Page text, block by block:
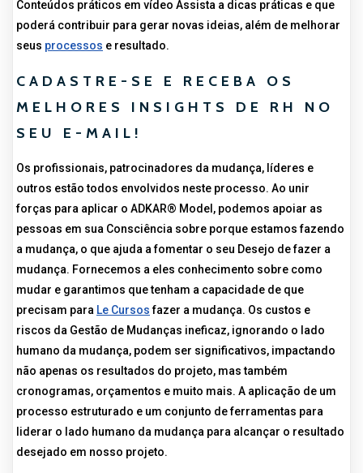
Conteúdos práticos em vídeo Assista a dicas práticas e que
poderá contribuir para gerar novas ideias, além de melhorar
seus processos e resultado.
CADASTRE-SE E RECEBA OS
MELHORES INSIGHTS DE RH NO
SEU E-MAIL!
Os profissionais, patrocinadores da mudança, líderes e
outros estão todos envolvidos neste processo. Ao unir
forças para aplicar o ADKAR® Model, podemos apoiar as
pessoas em sua Consciência sobre porque estamos fazendo
a mudança, o que ajuda a fomentar o seu Desejo de fazer a
mudança. Fornecemos a eles conhecimento sobre como
mudar e garantimos que tenham a capacidade de que
precisam para Le Cursosfazer a mudança. Os custos e
riscos da Gestão de Mudanças ineficaz, ignorando o lado
humano da mudança, podem ser significativos, impactando
não apenas os resultados do projeto, mas também
cronogramas, orçamentos e muito mais. A aplicação de um
processo estruturado e um conjunto de ferramentas para
liderar o lado humano da mudança para alcançar o resultado
desejado em nosso projeto.